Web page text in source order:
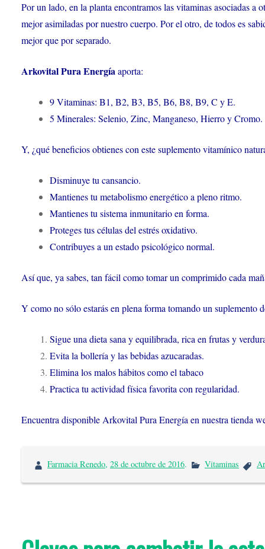
Por un lado, en la planta encontramos las vitaminas asociadas a
mejor asimiladas por nuestro cuerpo. Por el otro, de todos es
mejor que por separado.
Arkovital Pura Energíaaporta:
9 Vitaminas: B1, B2, B3, B5, B6, B8, B9, C y E.
5 Minerales: Selenio, Zinc, Manganeso, Hierro y Cromo.
Y, ¿qué beneficios obtienes con este suplemento vitamínico
Disminuye tu cansancio.
Mantienes tu metabolismo energético a pleno ritmo.
Mantienes tu sistema inmunitario en forma.
Proteges tus células del estrés oxidativo.
Contribuyes a un estado psicológico normal.
Así que, ya sabes, tan fácil como tomar un comprimido cada
Y como no sólo estarás en plena forma tomando un suplemento
Sigue una dieta sana y equilibrada, rica en frutas y
Evita la bollería y las bebidas azucaradas.
Elimina los malos hábitos como el tabaco
Practica tu actividad física favorita con regularidad.
Encuentra disponible Arkovital Pura Energía en nuestra tienda
Farmacia Renedo, 28 de octubre de 2016. Vitaminas